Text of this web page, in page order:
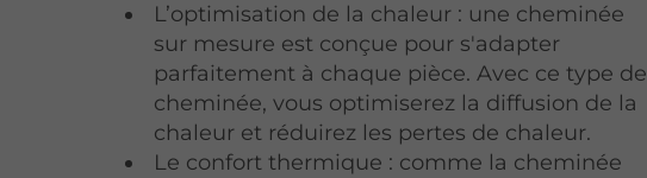
L’optimisation de la chaleur : une cheminée
sur mesure est conçue pour s'adapter
parfaitement à chaque pièce. Avec ce type de
cheminée, vous optimiserez la diffusion de la
chaleur et réduirez les pertes de chaleur.
Le confort thermique : comme la cheminée